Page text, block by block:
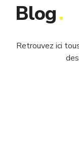
Blog.
Retrouvez ici